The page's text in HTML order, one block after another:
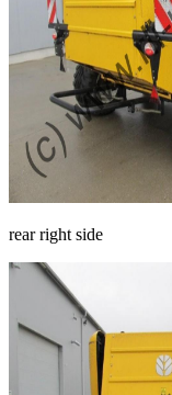
rear right side